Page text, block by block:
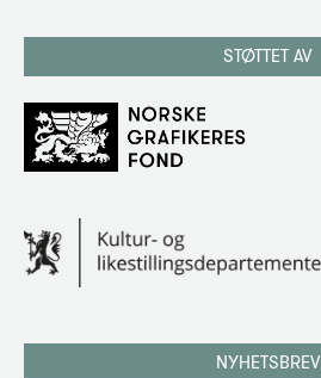
STØTTET AV
NYHETSBREV